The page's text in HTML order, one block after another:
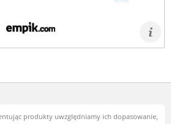
produkty uwzględniamy ich dopasowanie,